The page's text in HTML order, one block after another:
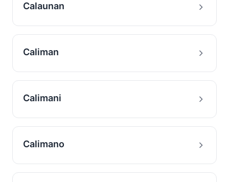
Calaunan
Caliman
Calimani
Calimano